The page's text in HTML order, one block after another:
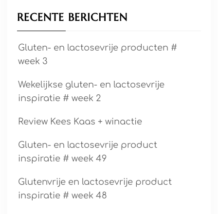
RECENTE BERICHTEN
Gluten- en lactosevrije producten #
week 3
Wekelijkse gluten- en lactosevrije
inspiratie # week 2
Review Kees Kaas + winactie
Gluten- en lactosevrije product
inspiratie # week 49
Glutenvrije en lactosevrije product
inspiratie # week 48